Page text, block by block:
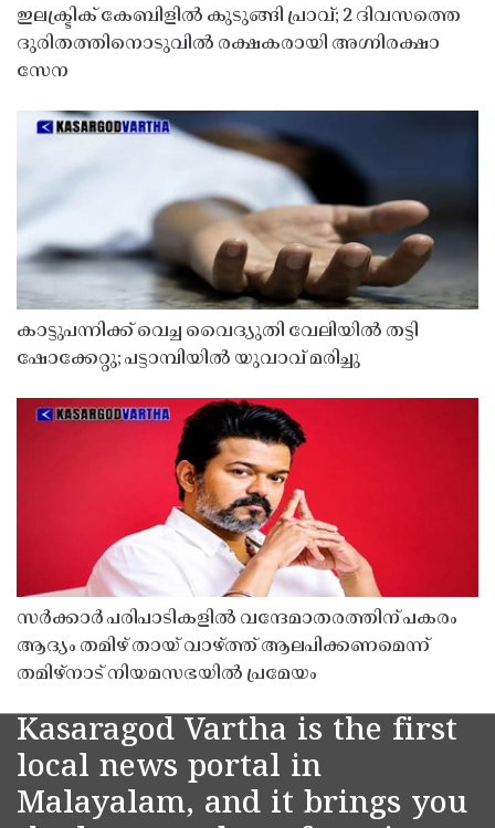
ഇലക്ട്രിക് കേബിളിൽ കുടുങ്ങി പ്രാവ്; 2 ദിവസത്തെ
ദുരിതത്തിനൊടുവിൽ രക്ഷകരായി അഗ്നിരക്ഷാ
സേന
കാട്ടുപന്നിക്ക് വെച്ച വൈദ്യുതി വേലിയിൽ തട്ടി
ഷോക്കേറ്റു; പട്ടാമ്പിയിൽ യുവാവ് മരിച്ചു
സർക്കാർ പരിപാടികളിൽ വന്ദേമാതരത്തിന് പകരം
ആദ്യം തമിഴ് തായ് വാഴ്ത്ത് ആലപിക്കണമെന്ന്
തമിഴ്നാട് നിയമസഭയിൽ പ്രമേയം
Kasaragod Vartha is the first
local news portal in
Malayalam, and it brings you